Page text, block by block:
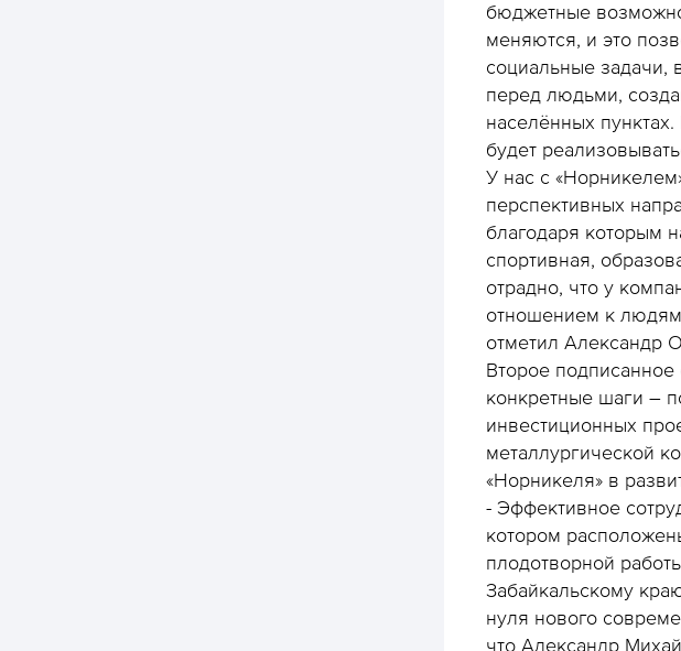
бюджетные
меняются, и это
социальные задачи,
перед людьми,
населённых
будет
У нас с
перспективных
благодаря которым
спортивная,
отрадно, что у
отношением к
отметил Александр
Второе
конкретные шаги –
инвестиционных
металлургической
«Норникеля» в
- Эффективное
котором
плодотворной
Забайкальскому
нуля нового
что Александр